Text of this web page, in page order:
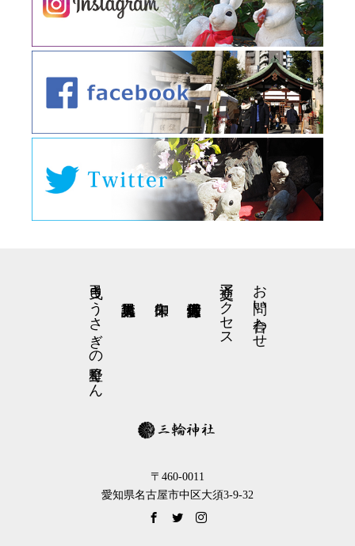
お問い合わせ
交通アクセス
弓曳きうさぎの星野くん
〒460-0011
愛知県名古屋市中区大須3-9-32